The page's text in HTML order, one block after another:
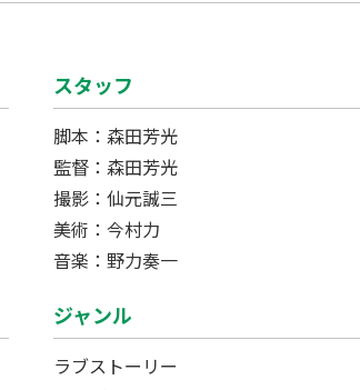
スタッフ
脚本：森田芳光
監督：森田芳光
撮影：仙元誠三
美術：今村力
音楽：野力奏一
ジャンル
ラブストーリー